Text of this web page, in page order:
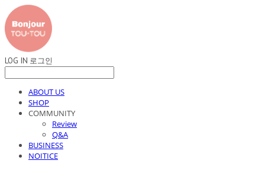
LOG IN 로그인
ABOUT US
SHOP
COMMUNITY
Review
Q&A
BUSINESS
NOITICE